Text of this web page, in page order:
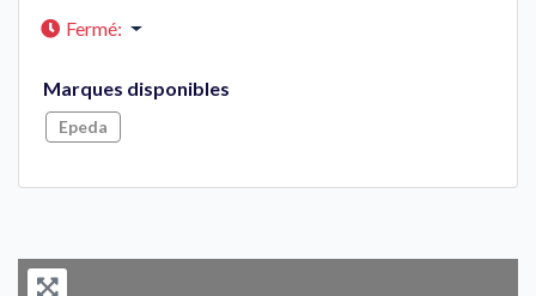
Fermé:
Marques disponibles
Epeda